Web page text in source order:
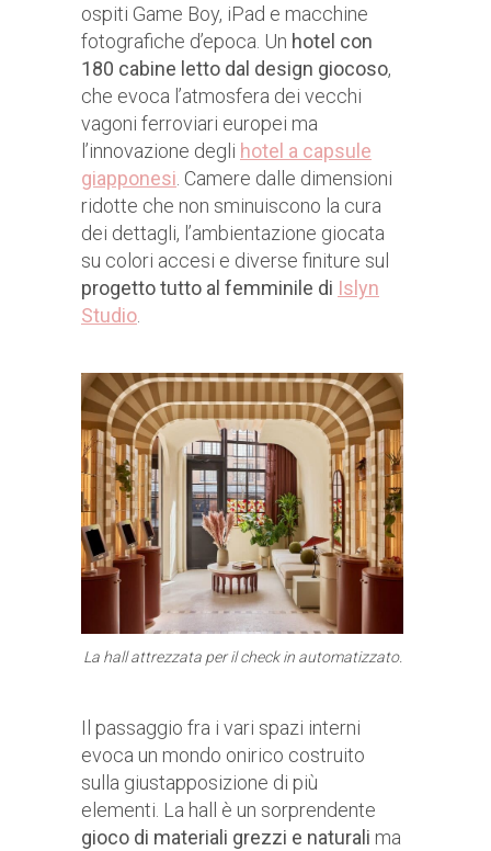
ospiti Game Boy, iPad e macchine
fotografiche d’epoca. Un hotel con
180 cabine letto dal design giocoso,
che evoca l’atmosfera dei vecchi
vagoni ferroviari europei ma
l’innovazione degli hotel a capsule
giapponesi. Camere dalle dimensioni
ridotte che non sminuiscono la cura
dei dettagli, l’ambientazione giocata
su colori accesi e diverse finiture sul
progetto tutto al femminile di Islyn
Studio.
La hall attrezzata per il check in automatizzato.
Il passaggio fra i vari spazi interni
evoca un mondo onirico costruito
sulla giustapposizione di più
elementi. La hall è un sorprendente
gioco di materiali grezzi e naturali ma